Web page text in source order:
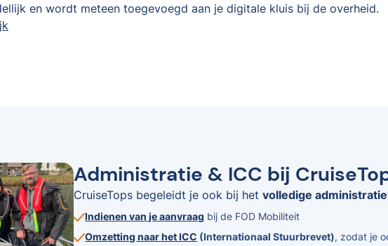
en wordt meteen toegevoegd aan je digitale kluis bij de overheid.
Administratie & ICC bij
CruiseTops begeleidt je ook bij hetvolledige
Indienen van je aanvraag bij de FOD Mobiliteit
Omzetting naar het ICC (Internationaal Stuurbrevet), zodat je